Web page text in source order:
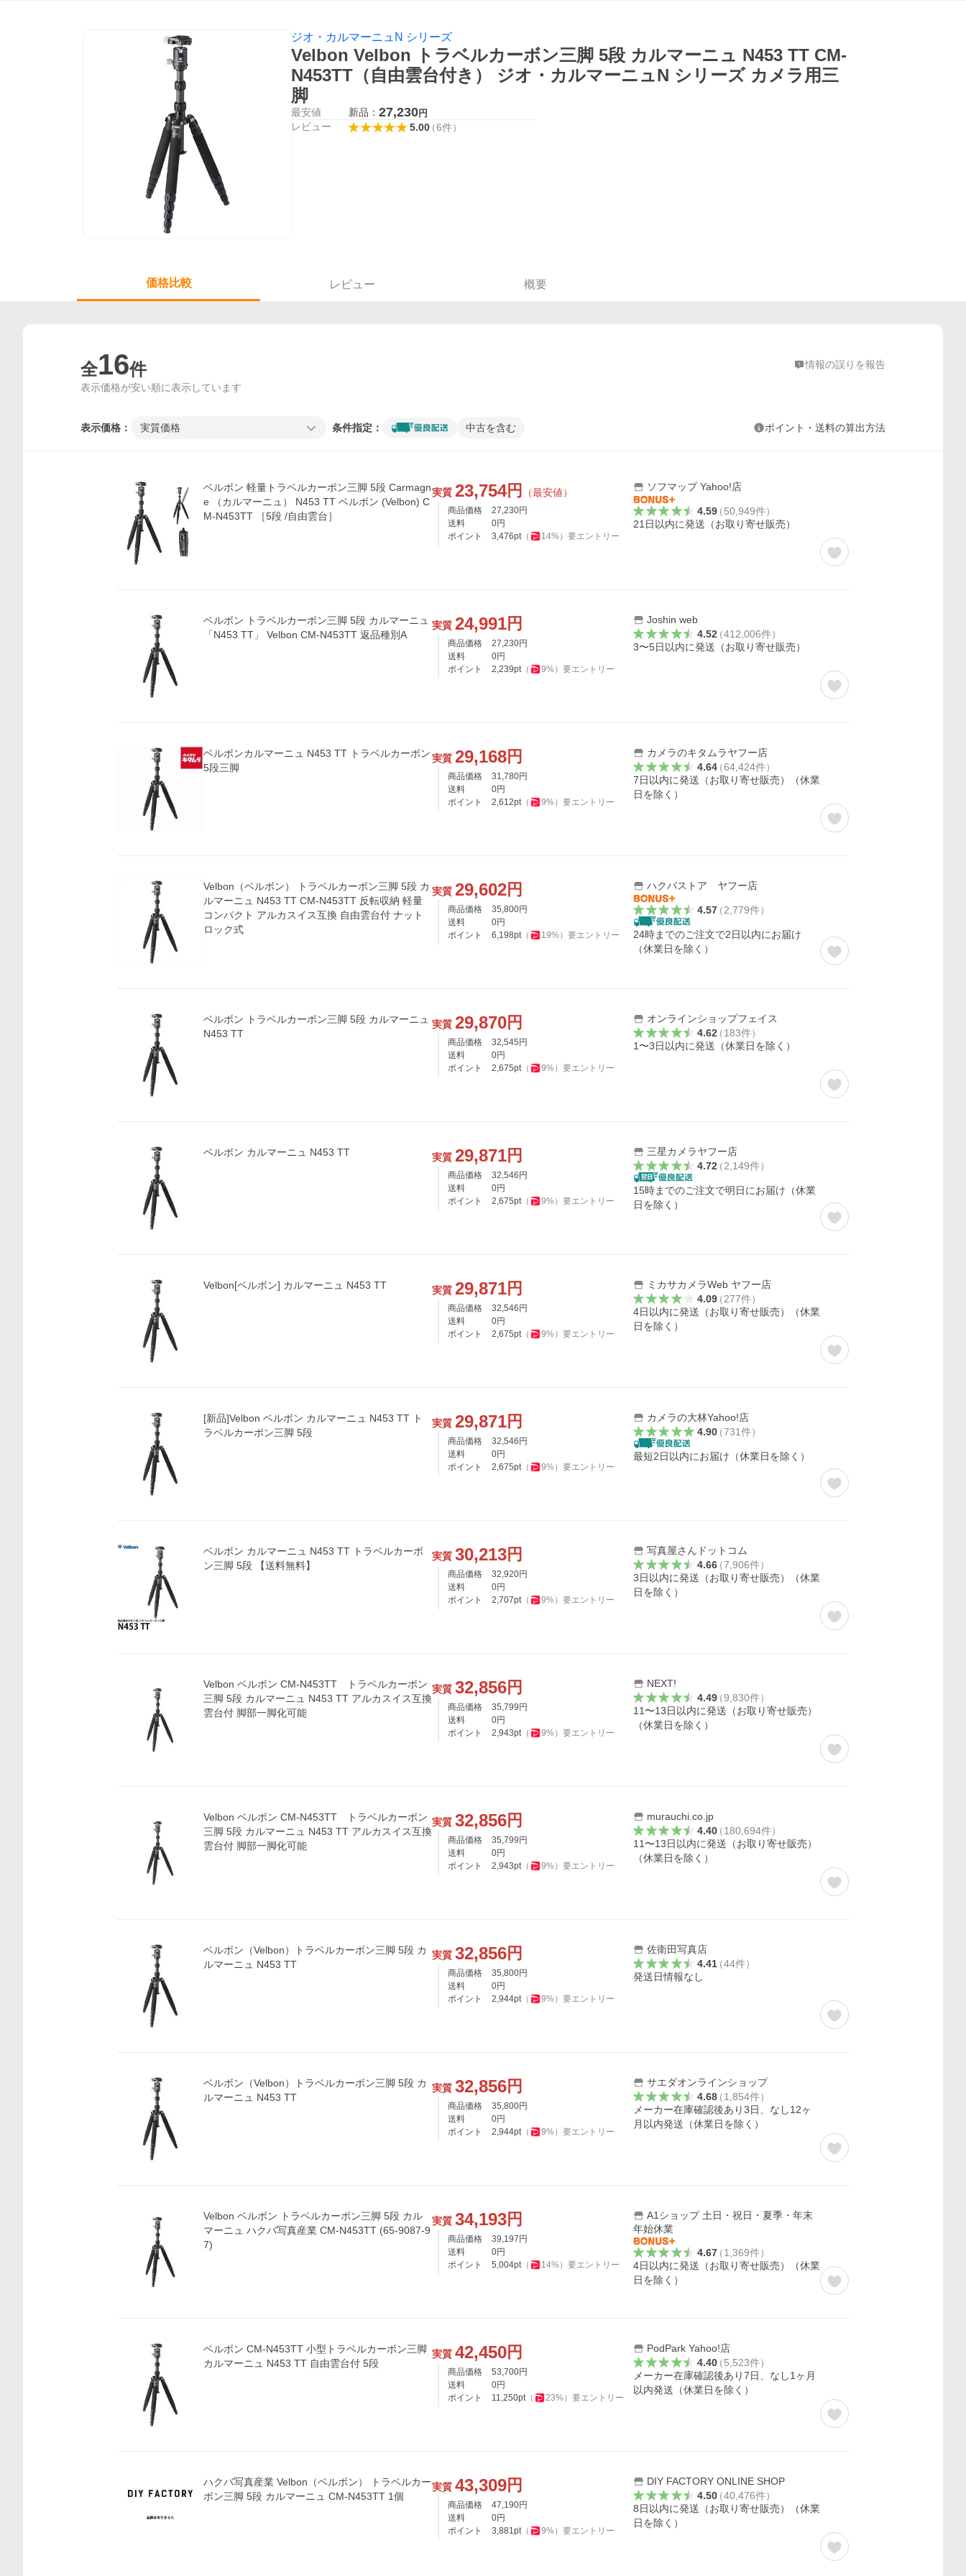
ジオ・カルマーニュN シリーズ
Velbon Velbon トラベルカーボン三脚 5段 カルマーニュ N453 TT CM-
N453TT（自由雲台付き） ジオ・カルマーニュN シリーズ カメラ用三
脚
最安値 新品： 27,230円
レビュー 5.00（6件）
価格比較 レビュー 概要
全16件 情報の誤りを報告
表示価格が安い順に表示しています
表示価格： 実質価格 条件指定： 中古を含む ポイント・送料の算出方法
ベルボン 軽量トラベルカーボン三脚 5段 Carmagn
e （カルマーニュ） N453 TT ベルボン (Velbon) C
M-N453TT ［5段 /自由雲台］
実質 23,754円 （最安値）
商品価格 27,230円
送料
0円
ポイント
3,476pt（ 14%） 要エントリー
ソフマップ Yahoo!店
4.59（50,949件）
21日以内に発送（お取り寄せ販売）
ベルボン トラベルカーボン三脚 5段 カルマーニュ
「N453 TT」 Velbon CM-N453TT 返品種別A
実質 24,991円
商品価格 27,230円
送料
0円
ポイント
2,239pt（ 9%） 要エントリー
Joshin web
4.52（412,006件）
3〜5日以内に発送（お取り寄せ販売）
ベルボンカルマーニュ N453 TT トラベルカーボン
5段三脚
実質 29,168円
商品価格 31,780円
送料
0円
ポイント
2,612pt（ 9%） 要エントリー
カメラのキタムラヤフー店
4.64（64,424件）
7日以内に発送（お取り寄せ販売）（休業
日を除く）
Velbon（ベルボン） トラベルカーボン三脚 5段 カ
ルマーニュ N453 TT CM-N453TT 反転収納 軽量
コンパクト アルカスイス互換 自由雲台付 ナット
ロック式
実質 29,602円
商品価格 35,800円
送料
0円
ポイント
6,198pt（ 19%） 要エントリー
ハクバストア ヤフー店
4.57（2,779件）
24時までのご注文で2日以内にお届け
（休業日を除く）
ベルボン トラベルカーボン三脚 5段 カルマーニュ
N453 TT
実質 29,870円
商品価格 32,545 円
送料
0円
ポイント
2,675pt（ 9%） 要エントリー
オンラインショップフェイス
4.62（183件）
1〜3日以内に発送（休業日を除く）
ベルボン カルマーニュ N453 TT 実質 29,871円
商品価格 32,546 円
送料
0円
ポイント
2,675pt（ 9%） 要エントリー
三星カメラヤフー店
4.72（2,149件）
15時までのご注文で明日にお届け（休業
日を除く）
Velbon[ベルボン] カルマーニュ N453 TT 実質 29,871円
商品価格 32,546 円
送料
0円
ポイント
2,675pt（ 9%） 要エントリー
ミカサカメラWeb ヤフー店
4.09（277件）
4日以内に発送（お取り寄せ販売）（休業
日を除く）
[新品]Velbon ベルボン カルマーニュ N453 TT ト
ラベルカーボン三脚 5段
実質 29,871円
商品価格 32,546 円
送料
0円
ポイント
2,675pt（ 9%） 要エントリー
カメラの大林Yahoo!店
4.90（731件）
最短2日以内にお届け（休業日を除く）
ベルボン カルマーニュ N453 TT トラベルカーボ
ン三脚 5段 【送料無料】
実質 30,213円
商品価格 32,920円
送料
0円
ポイント
2,707pt（ 9%） 要エントリー
写真屋さんドットコム
4.66（7,906件）
3日以内に発送（お取り寄せ販売）（休業
日を除く）
Velbon ベルボン CM-N453TT トラベルカーボン
三脚 5段 カルマーニュ N453 TT アルカスイス互換
雲台付 脚部一脚化可能
実質 32,856円
商品価格 35,799 円
送料
0円
ポイント
2,943pt（ 9%） 要エントリー
NEXT!
4.49（9,830件）
11〜13日以内に発送（お取り寄せ販売）
（休業日を除く）
Velbon ベルボン CM-N453TT トラベルカーボン
三脚 5段 カルマーニュ N453 TT アルカスイス互換
雲台付 脚部一脚化可能
実質 32,856円
商品価格 35,799 円
送料
0円
ポイント
2,943pt（ 9%） 要エントリー
murauchi.co.jp
4.40（180,694件）
11〜13日以内に発送（お取り寄せ販売）
（休業日を除く）
ベルボン（Velbon）トラベルカーボン三脚 5段 カ
ルマーニュ N453 TT
実質 32,856円
商品価格 35,800円
送料
0円
ポイント
2,944pt（ 9%） 要エントリー
佐衛田写真店
4.41（44件）
発送日情報なし
ベルボン（Velbon）トラベルカーボン三脚 5段 カ
ルマーニュ N453 TT
実質 32,856円
商品価格 35,800円
送料
0円
ポイント
2,944pt（ 9%） 要エントリー
サエダオンラインショップ
4.68（1,854件）
メーカー在庫確認後あり3日、なし12ヶ
月以内発送（休業日を除く）
Velbon ベルボン トラベルカーボン三脚 5段 カル
マーニュ ハクバ写真産業 CM-N453TT (65-9087-9
7)
実質 34,193円
商品価格 39,197 円
送料
0円
ポイント
5,004pt（ 14%） 要エントリー
A1ショップ 土日・祝日・夏季・年末
年始休業
4.67（1,369件）
4日以内に発送（お取り寄せ販売）（休業
日を除く）
ベルボン CM-N453TT 小型トラベルカーボン三脚
カルマーニュ N453 TT 自由雲台付 5段
実質 42,450円
商品価格 53,700円
送料
0円
ポイント
11,250pt（ 23%） 要エントリー
PodPark Yahoo!店
4.40（5,523件）
メーカー在庫確認後あり7日、なし1ヶ月
以内発送（休業日を除く）
ハクバ写真産業 Velbon（ベルボン） トラベルカー
ボン三脚 5段 カルマーニュ CM-N453TT 1個
実質 43,309円
商品価格 47,190円
送料
0円
ポイント
3,881pt（ 9%） 要エントリー
DIY FACTORY ONLINE SHOP
4.50（40,476件）
8日以内に発送（お取り寄せ販売）（休業
日を除く）